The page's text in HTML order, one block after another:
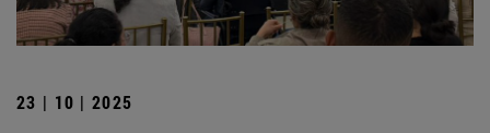
23 | 10 | 2025